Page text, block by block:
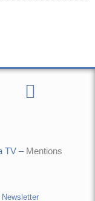
TV – Mentions
Newsletter